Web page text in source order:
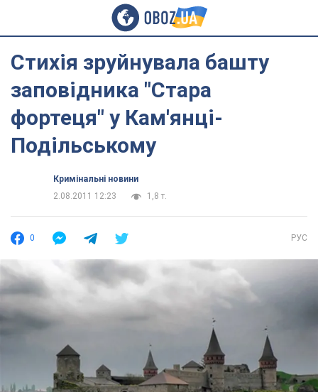
Стихія зруйнувала башту
заповідника "Стара
фортеця" у Кам'янці-
Подільському
Кримінальні новини
2.08.2011 12:23
1,8 т.
0 РУС